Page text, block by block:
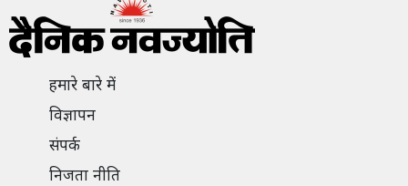
हमारे बारे में
विज्ञापन
संपर्क
निजता नीति